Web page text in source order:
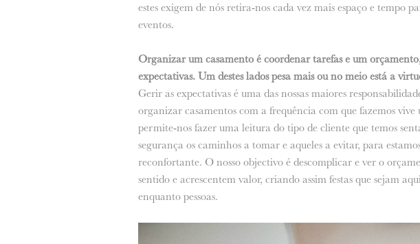
estes exigem de nós retira-nos cada vez mais espaço e tempo
eventos.
Organizar um casamento é coordenar tarefas e um
expectativas. Um destes lados pesa mais ou no meio está a
Gerir as expectativas é uma das nossas maiores
organizar casamentos com a frequência com que fazemos
permite-nos fazer uma leitura do tipo de cliente que temos
segurança os caminhos a tomar e aqueles a evitar, para
reconfortante. O nosso objectivo é descomplicar e ver o
sentido e acrescentem valor, criando assim festas que sejam
enquanto pessoas.